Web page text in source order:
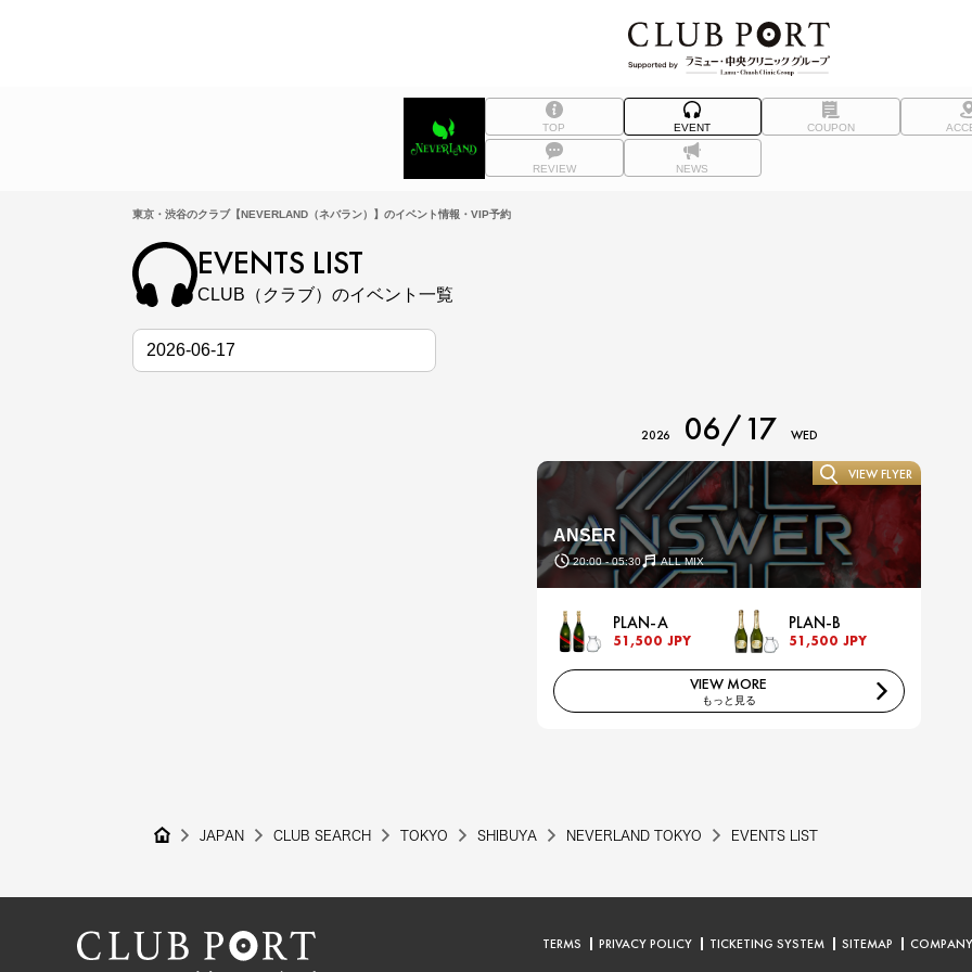
TOP EVENT COUPON
REVIEW NEWS
東京・渋谷のクラブ【NEVERLAND（ネバラン）】のイベント情報・VIP予約
EVENTS LIST
CLUB（クラブ）のイベント一覧
2026 06/17 WED
ANSER
20:00 - 05:30 ALL MIX
VIEW FLYER
PLAN-A
51,500 JPY
PLAN-B
51,500 JPY
VIEW MORE
もっと見る
JAPAN CLUB SEARCH TOKYO SHIBUYA NEVERLAND TOKYO EVENTS LIST
TERMS PRIVACY POLICY TICKETING SYSTEM SITEMAP COMPANY